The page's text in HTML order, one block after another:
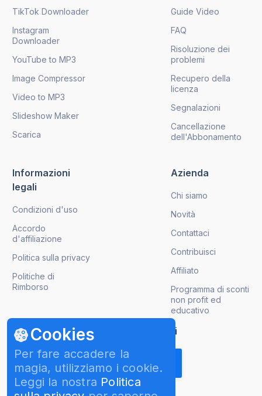
Cookies
Per fare accadere la
magia, utilizziamo i cookie.
Leggi la nostra Politica
TikTok Downloader
Instagram
Downloader
YouTube to MP3
Image Compressor
Video to MP3
Slideshow Maker
Scarica
Guide Video
FAQ
Risoluzione dei
problemi
Recupero della
licenza
Segnalazioni
Cancellazione
dell'Abbonamento
Informazioni
legali
Condizioni d'uso
Accordo
d'affiliazione
Politica sulla privacy
Politiche di
Rimborso
Azienda
Chi siamo
Novità
Contattaci
Contribuisci
Affiliato
Programma di sconti
non profit ed
educativo
Ricevi gli aggiornamenti sui prodotti